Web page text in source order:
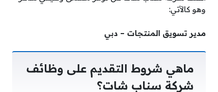
وهو كالآتي:
مدير تسويق المنتجات – دبي
ماهي شروط التقديم على وظائف
شركة سناب شات؟